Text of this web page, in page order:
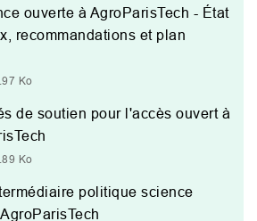
ouverte à AgroParisTech - État
recommandations et plan
Ko
de soutien pour l'accès ouvert à
Ko
politique science